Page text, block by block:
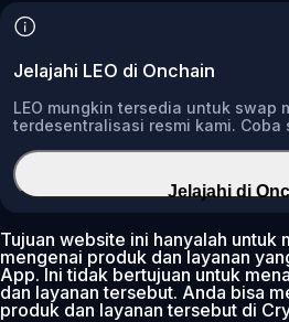
Jelajahi LEO di Onchain
LEO mungkin tersedia untuk swap
terdesentralisasi resmi kami. Coba
Jelajahi di
Tujuan website ini hanyalah untuk
mengenai produk dan layanan
App. Ini tidak bertujuan untuk
dan layanan tersebut. Anda bisa
produk dan layanan tersebut di